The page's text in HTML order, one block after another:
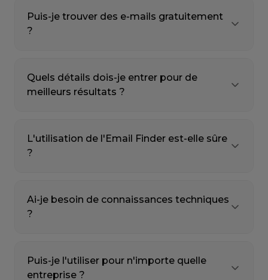
Puis-je trouver des e-mails gratuitement
?
Quels détails dois-je entrer pour de
meilleurs résultats ?
L'utilisation de l'Email Finder est-elle sûre
?
Ai-je besoin de connaissances techniques
?
Puis-je l'utiliser pour n'importe quelle
entreprise ?